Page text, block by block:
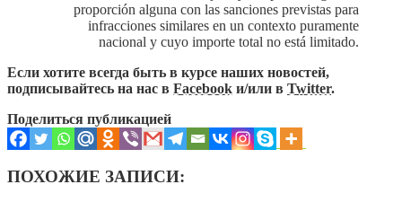
proporción alguna con las sanciones previstas para
infracciones similares en un contexto puramente
nacional y cuyo importe total no está limitado.
Если хотите всегда быть в курсе наших новостей,
подписывайтесь на нас в Facebook и/или в Twitter.
Поделиться публикацией
ПОХОЖИЕ ЗАПИСИ: